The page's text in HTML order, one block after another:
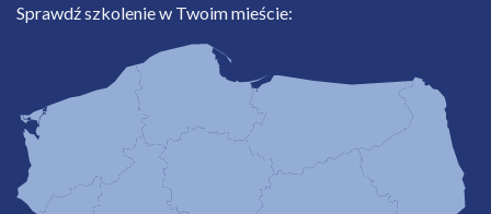
Sprawdź szkolenie w Twoim mieście: